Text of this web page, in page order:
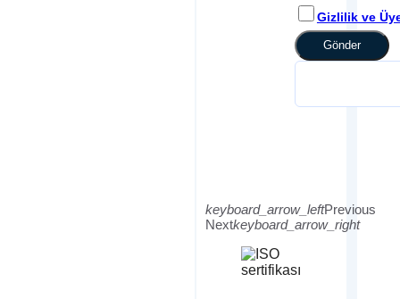
Gizlilik ve
Gönder
keyboard_arrow_leftPrevious
Nextkeyboard_arrow_right